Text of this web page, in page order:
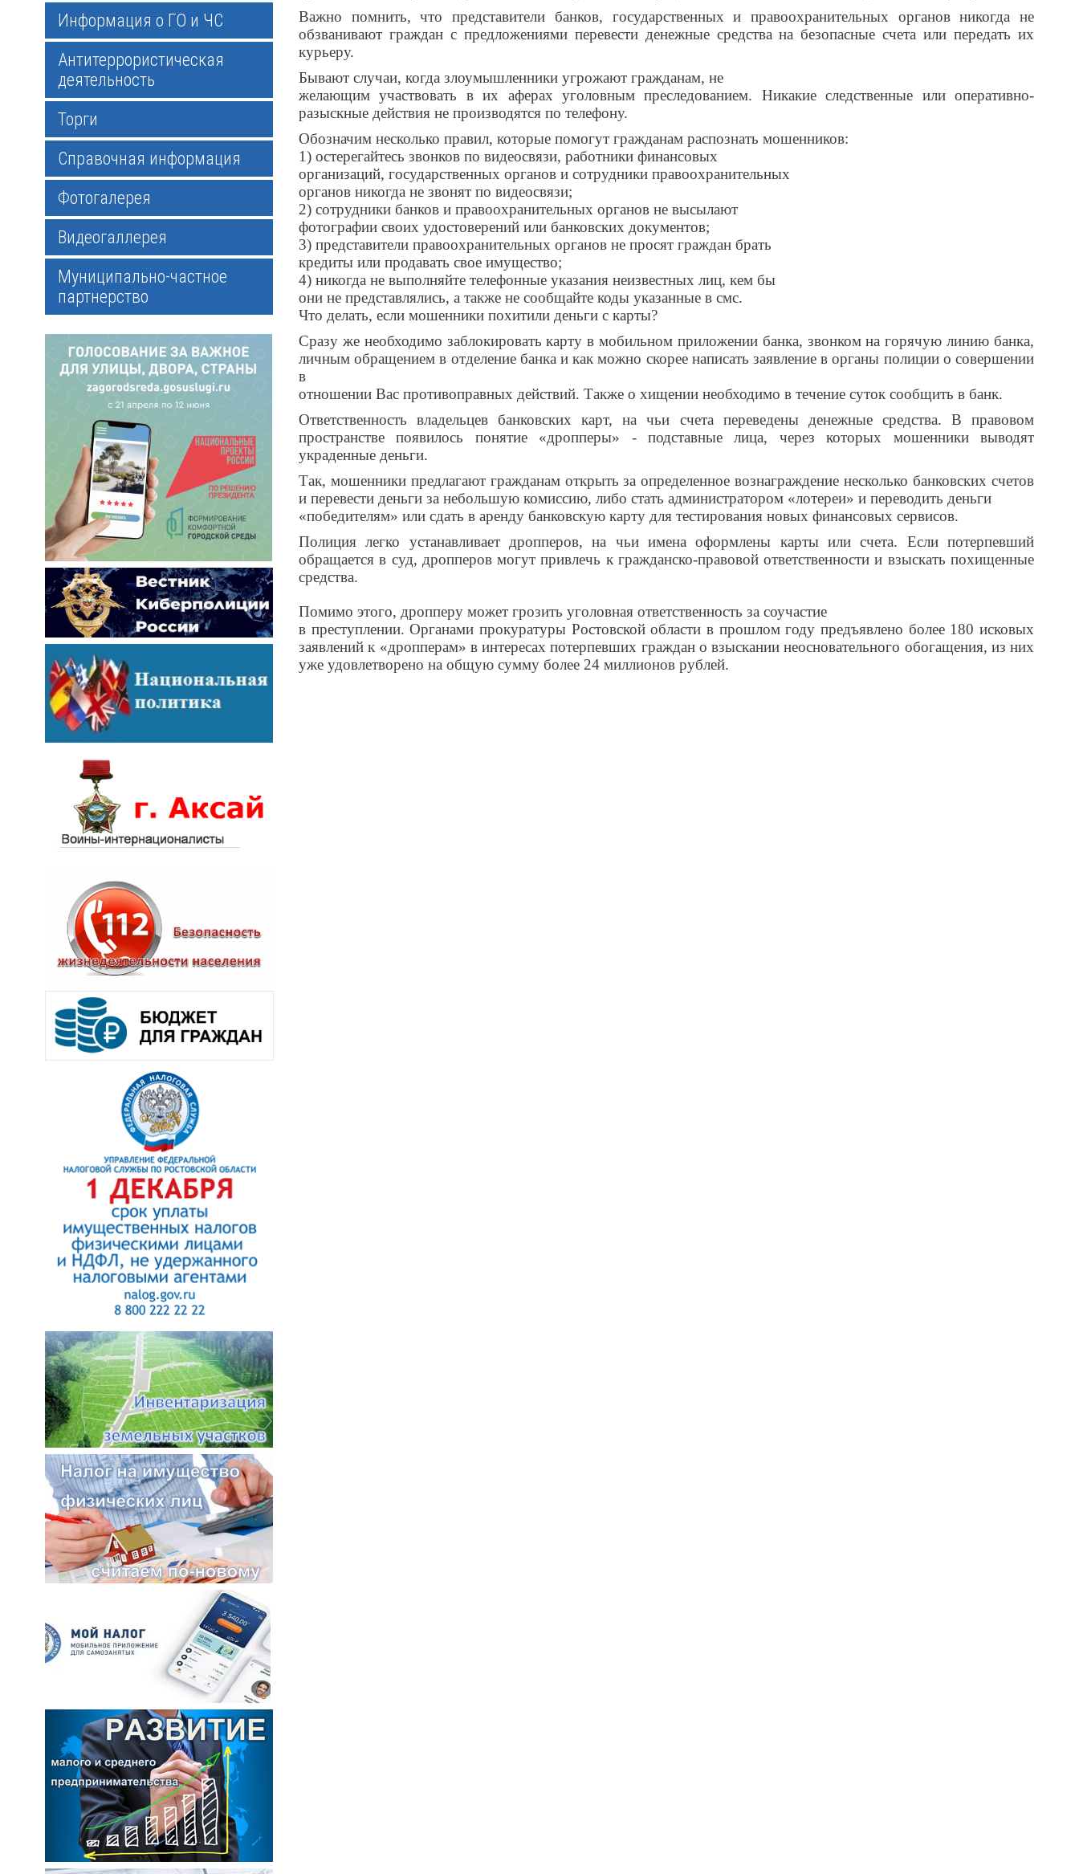
Информация о ГО и ЧС
Антитеррористическая
деятельность
Торги
Справочная информация
Фотогалерея
Видеогаллерея
Муниципально-частное
партнерство
Важно помнить, что представители банков, государственных и правоохранительных органов никогда не
обзванивают граждан с предложениями перевести денежные средства на безопасные счета или передать их
курьеру.
Бывают случаи, когда злоумышленники угрожают гражданам, не
желающим участвовать в их аферах уголовным преследованием. Никакие следственные или оперативно-
разыскные действия не производятся по телефону.
Обозначим несколько правил, которые помогут гражданам распознать мошенников:
1) остерегайтесь звонков по видеосвязи, работники финансовых
организаций, государственных органов и сотрудники правоохранительных
органов никогда не звонят по видеосвязи;
2) сотрудники банков и правоохранительных органов не высылают
фотографии своих удостоверений или банковских документов;
3) представители правоохранительных органов не просят граждан брать
кредиты или продавать свое имущество;
4) никогда не выполняйте телефонные указания неизвестных лиц, кем бы
они не представлялись, а также не сообщайте коды указанные в смс.
Что делать, если мошенники похитили деньги с карты?
Сразу же необходимо заблокировать карту в мобильном приложении банка, звонком на горячую линию банка,
личным обращением в отделение банка и как можно скорее написать заявление в органы полиции о совершении
в
отношении Вас противоправных действий. Также о хищении необходимо в течение суток сообщить в банк.
Ответственность владельцев банковских карт, на чьи счета переведены денежные средства. В правовом
пространстве появилось понятие «дропперы» - подставные лица, через которых мошенники выводят
украденные деньги.
Так, мошенники предлагают гражданам открыть за определенное вознаграждение несколько банковских счетов
и перевести деньги за небольшую комиссию, либо стать администратором «лотереи» и переводить деньги
«победителям» или сдать в аренду банковскую карту для тестирования новых финансовых сервисов.
Полиция легко устанавливает дропперов, на чьи имена оформлены карты или счета. Если потерпевший
обращается в суд, дропперов могут привлечь к гражданско-правовой ответственности и взыскать похищенные
средства.
Помимо этого, дропперу может грозить уголовная ответственность за соучастие
в преступлении. Органами прокуратуры Ростовской области в прошлом году предъявлено более 180 исковых
заявлений к «дропперам» в интересах потерпевших граждан о взыскании неосновательного обогащения, из них
уже удовлетворено на общую сумму более 24 миллионов рублей.